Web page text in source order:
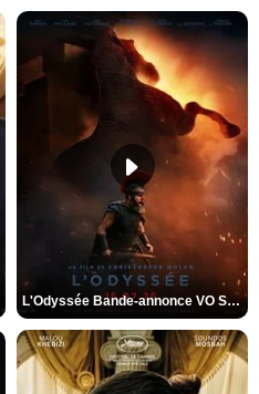
L'Odyssée Bande-annonce VO STFR